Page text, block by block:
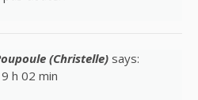
(Christelle) says:
h 02 min